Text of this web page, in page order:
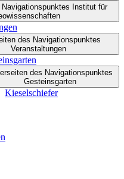
Navigationspunktes Institut für
des Navigationspunktes
Veranstaltungen
des Navigationspunktes
Gesteinsgarten
Kieselschiefer